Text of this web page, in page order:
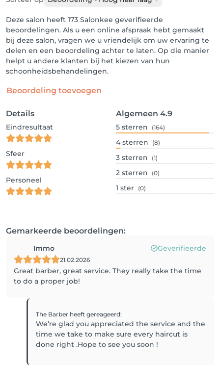
Deze salon heeft 173 Salonkee geverifieerde
beoordelingen. Als u een online afspraak hebt gemaakt
bij deze salon, vragen we u vriendelijk om uw ervaring te
delen en een beoordeling achter te laten. Op die manier
helpt u andere klanten bij het kiezen van hun
schoonheidsbehandelingen.
Beoordeling toevoegen
Details
Eindresultaat
Sfeer
Personeel
Algemeen 4.9
5 sterren (164)
4 sterren (8)
3 sterren (1)
2 sterren (0)
1 ster (0)
Gemarkeerde beoordelingen:
Immo Geverifieerde
21.02.2026
Great barber, great service. They really take the time
to do a proper job!
The Barber heeft gereageerd:
We’re glad you appreciated the service and the
time we take to make sure every haircut is
done right .Hope to see you soon !